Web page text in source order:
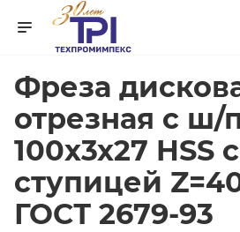
Фреза
отрезная с ш/
100х3х27 HSS
ступицей
ГОСТ 2679-93